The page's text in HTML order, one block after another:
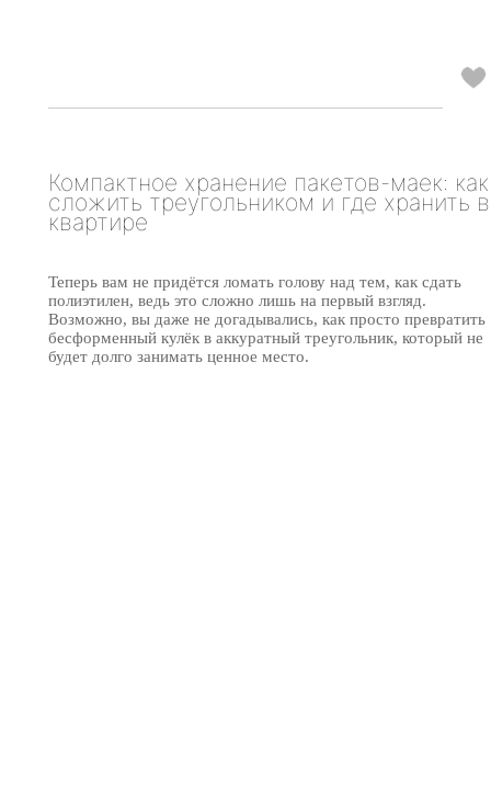
Компактное хранение пакетов-маек: как
сложить треугольником и где хранить в
квартире
Теперь вам не придётся ломать голову над тем, как сдать
полиэтилен, ведь это сложно лишь на первый взгляд.
Возможно, вы даже не догадывались, как просто превратить
бесформенный кулёк в аккуратный треугольник, который не
будет долго занимать ценное место.